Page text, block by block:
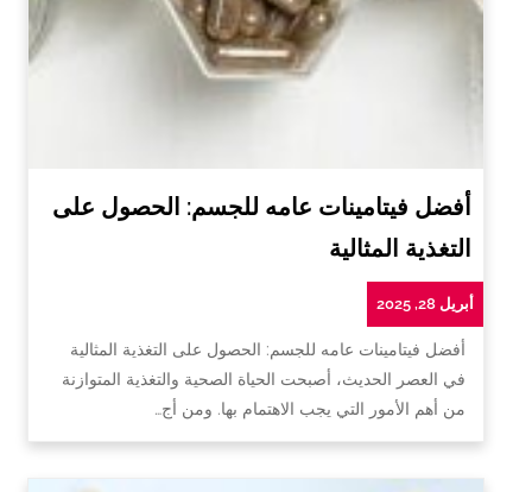
أفضل فيتامينات عامه للجسم: الحصول على
التغذية المثالية
أبريل 28, 2025
أفضل فيتامينات عامه للجسم: الحصول على التغذية المثالية
في العصر الحديث، أصبحت الحياة الصحية والتغذية المتوازنة
من أهم الأمور التي يجب الاهتمام بها. ومن أج…